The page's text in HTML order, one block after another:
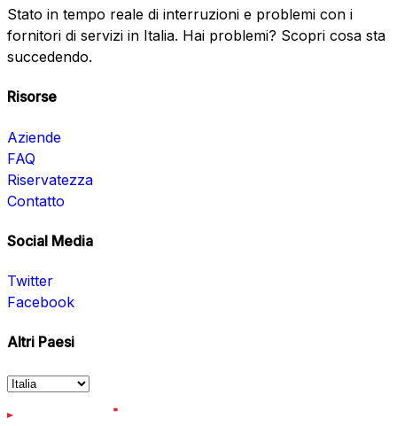
Stato in tempo reale di interruzioni e problemi con i
fornitori di servizi in Italia. Hai problemi? Scopri cosa sta
succedendo.
Risorse
Aziende
FAQ
Riservatezza
Contatto
Social Media
Twitter
Facebook
Altri Paesi